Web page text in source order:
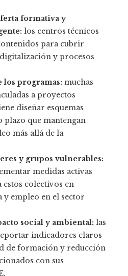
formativa y
los centros técnicos
para cubrir
y procesos
los programas: muchas
a proyectos
diseñar esquemas
plazo que mantengan
más allá de la
y grupos vulnerables:
medidas activas
colectivos en
empleo en el sector
social y ambiental: las
indicadores claros
de formación y reducción
con sus